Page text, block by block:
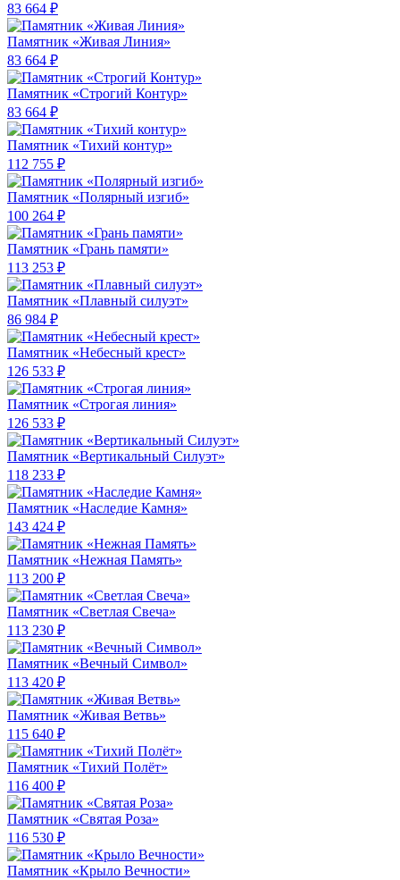
83 664 ₽
Памятник «Живая Линия»
83 664 ₽
Памятник «Строгий Контур»
83 664 ₽
Памятник «Тихий контур»
112 755 ₽
Памятник «Полярный изгиб»
100 264 ₽
Памятник «Грань памяти»
113 253 ₽
Памятник «Плавный силуэт»
86 984 ₽
Памятник «Небесный крест»
126 533 ₽
Памятник «Строгая линия»
126 533 ₽
Памятник «Вертикальный Силуэт»
118 233 ₽
Памятник «Наследие Камня»
143 424 ₽
Памятник «Нежная Память»
113 200 ₽
Памятник «Светлая Свеча»
113 230 ₽
Памятник «Вечный Символ»
113 420 ₽
Памятник «Живая Ветвь»
115 640 ₽
Памятник «Тихий Полёт»
116 400 ₽
Памятник «Святая Роза»
116 530 ₽
Памятник «Крыло Вечности»